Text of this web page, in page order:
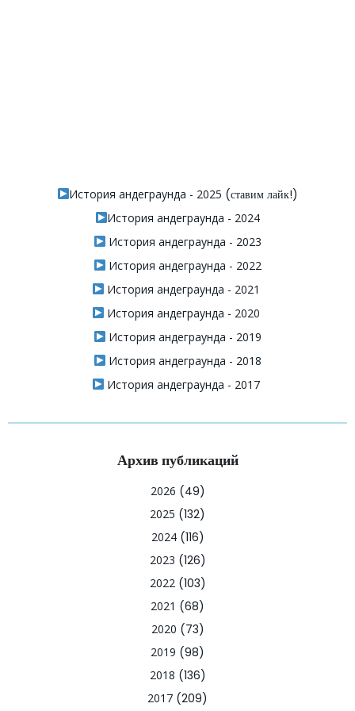
История андеграунда - 2025 (ставим лайк!)
История андеграунда - 2024
История андеграунда - 2023
История андеграунда - 2022
История андеграунда - 2021
История андеграунда - 2020
История андеграунда - 2019
История андеграунда - 2018
История андеграунда - 2017
Архив публикаций
2026 (49)
2025 (132)
2024(116)
2023 (126)
2022(103)
2021 (68)
2020 (73)
2019 (98)
2018 (136)
2017 (209)